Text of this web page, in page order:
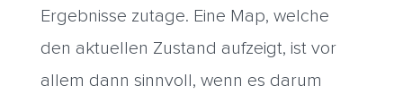
Ergebnisse zutage. Eine Map, welche
den aktuellen Zustand aufzeigt, ist vor
allem dann sinnvoll, wenn es darum